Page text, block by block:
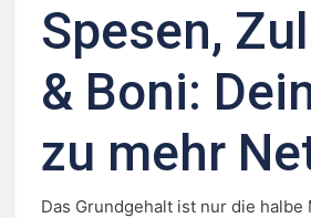
Spesen,
& Boni:
zu mehr
Das Grundgehalt ist nur die halbe